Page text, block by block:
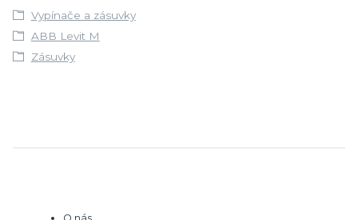
Vypínače a zásuvky
ABB Levit M
Zásuvky